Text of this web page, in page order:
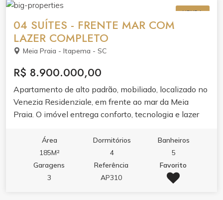
com senha e gesso no teto.O lazer de 1500m² é um
convite ao relaxamento e à convivência. Piscina
adulto com borda infinita, piscina térmica,
hidromassagem e jacuzzi se unem ao spa, sauna e
academia completa. Para receber e se divertir, salão
de festas, espaço gourmet, lounge, solarium, sala de
jogos, sala de games e brinquedoteca.Segurança,
tecnologia e serviços completam a experiência:
guarita 24h, alarme, circuito de TV, hall decorado, sala
de reunião, bicicletário e entrada privativa para
VENDA
04 SUÍTES - FRENTE MAR COM
LAZER COMPLETO
Meia Praia - Itapema - SC
R$ 8.900.000,00
Apartamento de alto padrão, mobiliado, localizado no
Venezia Residenziale, em frente ao mar da Meia
Praia. O imóvel entrega conforto, tecnologia e lazer
Área
185M²
Dormitórios
4
Banheiros
5
Garagens
3
Referência
AP310
Favorito